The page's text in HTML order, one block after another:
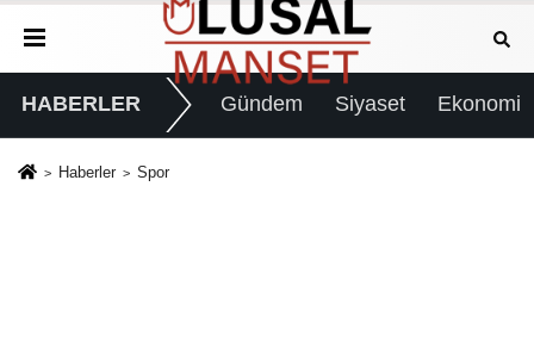
HABERLER Gündem Siyaset Ekonomi
Haberler Spor